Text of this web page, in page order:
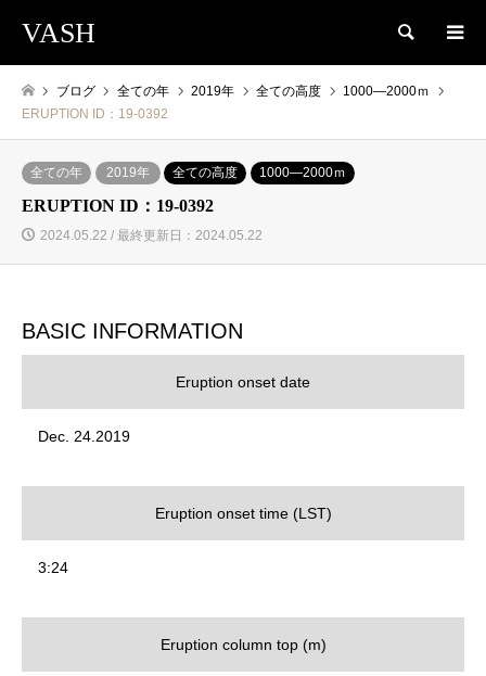
VASH 検索
ブログ 全ての年 2019年 全ての高度
1000―2000ｍ
ERUPTION ID：19-0392
全ての年 2019年 全ての高度 1000―2000ｍ
ERUPTION ID：19-0392
2024.05.22 / 最終更新日：2024.05.22
BASIC INFORMATION
Eruption onset date
Dec. 24.2019
Eruption onset time (LST)
3:24
Eruption column top (m)